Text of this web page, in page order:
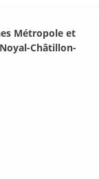
Métropole et
Châtillon-